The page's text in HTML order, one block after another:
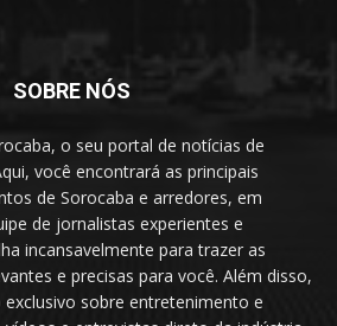
SOBRE NÓS
o seu portal de notícias de
você encontrará as principais
de Sorocaba e arredores, em
de jornalistas experientes e
incansavelmente para trazer as
e precisas para você. Além disso,
sobre entretenimento e